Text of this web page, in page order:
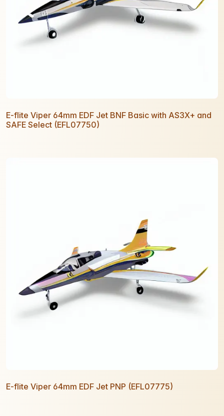
E-flite Viper 64mm EDF Jet BNF Basic with AS3X+ and
SAFE Select (EFL07750)
E-flite Viper 64mm EDF Jet PNP (EFL07775)